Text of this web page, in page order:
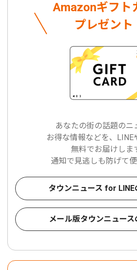
Amazonギフト
プレゼント
あなたの街の話題のニ
お得な情報などを、LINE
無料でお届けしま
通知で見逃しも防げて便
タウンニュース for LINE
メール版タウンニュース